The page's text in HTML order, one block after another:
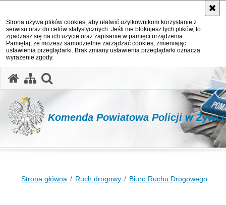
Strona używa plików cookies, aby ułatwić użytkownikom korzystanie z
serwisu oraz do celów statystycznych. Jeśli nie blokujesz tych plików, to
zgadzasz się na ich użycie oraz zapisanie w pamięci urządzenia.
Pamiętaj, że możesz samodzielnie zarządzać cookies, zmieniając
ustawienia przeglądarki. Brak zmiany ustawienia przeglądarki oznacza
wyrażenie zgody.
Komenda Powiatowa Policji w
Strona główna Ruch drogowy Biuro Ruchu Drogowego